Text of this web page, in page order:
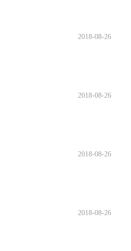
2018-08-26
2018-08-26
2018-08-26
2018-08-26